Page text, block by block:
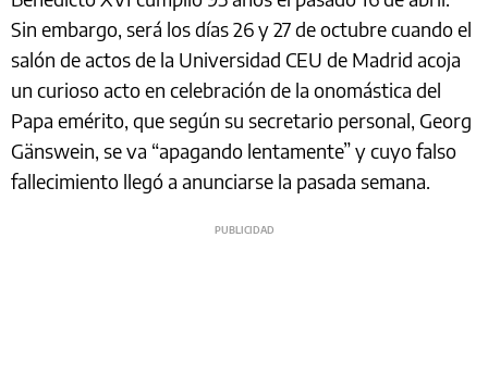
Sin embargo, será los días 26 y 27 de octubre cuando el
salón de actos de la Universidad CEU de Madrid acoja
un curioso acto en celebración de la onomástica del
Papa emérito, que según su secretario personal, Georg
Gänswein, se va “apagando lentamente” y cuyo falso
fallecimiento llegó a anunciarse la pasada semana.